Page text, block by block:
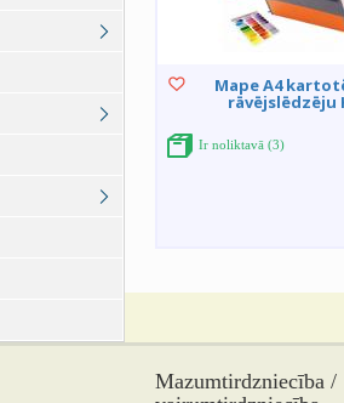
Mape A4
rāvējslēdzēju
Ir noliktavā (3)
Mazumtirdzniecība /